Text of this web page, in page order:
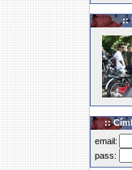
::
::
email:
pass: